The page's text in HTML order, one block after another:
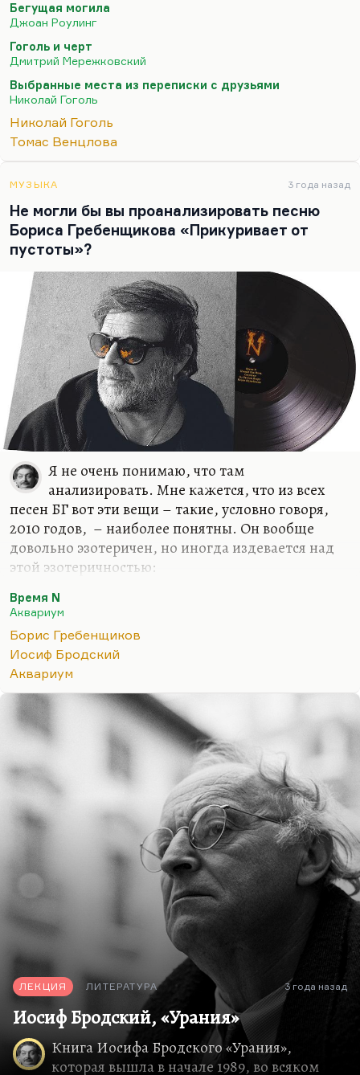
действительно глуп, и Мережковский в статье
«Гоголь и черт» (хотя это даже не статья, это
большая работа) разобрал эту формулу подробно.
У дьявола не демоническое лицо. Дьявол
постоянно приписывает себе люциферианство,
самом деле он обыватель, он обезьяна бога, он
приживальщик. Это прекрасная мысль, я ее часто
Бегущая могила
Джоан Роулинг
Гоголь и черт
Дмитрий Мережковский
Выбранные места из переписки с друзьями
Николай Гоголь
Николай Гоголь
Томас Венцлова
МУЗЫКА 3 года назад
Не могли бы вы проанализировать песню
Бориса Гребенщикова «Прикуривает от
пустоты»?
Я не очень понимаю, что там
анализировать. Мне кажется, что из всех
песен БГ вот эти вещи – такие, условно говоря,
2010 годов, – наиболее понятны. Он вообще
довольно эзотеричен, но иногда издевается над
этой эзотеричностью:
Его звали Сувлехим Такац,
И он служил почтовой змеей.
Это голимый абсурдизм. Но как раз
«Прикуривает от пустоты» – по-моему, это очень
четная фиксация того состояния, когда никакие
политические, общественные или иные подпорки
уже невозможны, и пошла чистая экзистенция.
Наконец ты то, что ты есть.
Конечно, если нет рядом платана, на который
можно опереться. Да, «я хотел бы опираться на
платан», но платана нет, да они и не…
Время N
Аквариум
Борис Гребенщиков
Иосиф Бродский
Аквариум
ЛЕКЦИЯ ЛИТЕРАТУРА 3 года назад
Иосиф Бродский, «Урания»
Книга Иосифа Бродского «Урания»,
которая вышла в начале 1989, во всяком